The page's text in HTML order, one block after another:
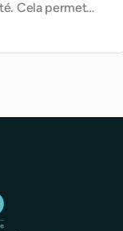
Cela permet
se mesurer à